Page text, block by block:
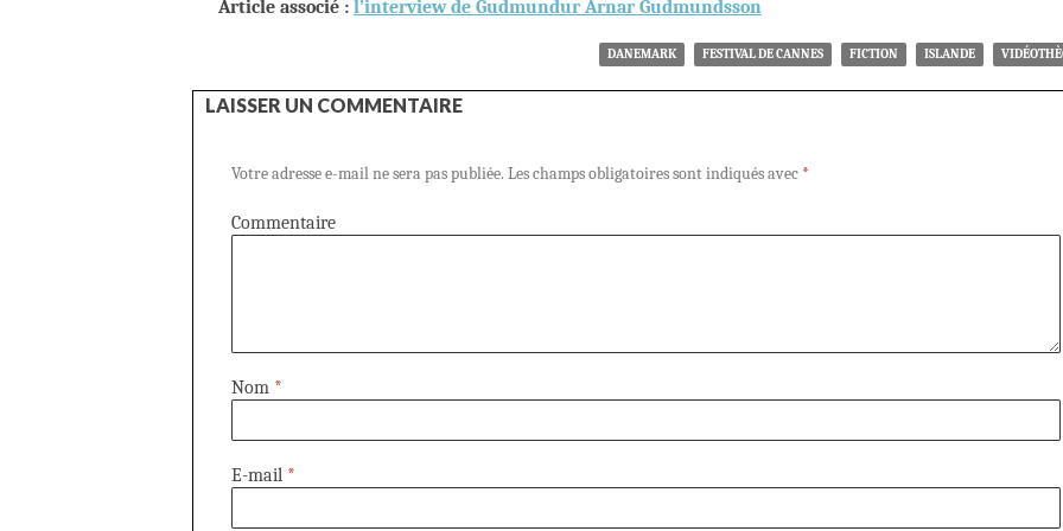
Article associé : l’interview de Gudmundur Arnar Gudmundsson
DANEMARK FESTIVAL DE CANNES FICTION ISLANDE
LAISSER UN COMMENTAIRE
Votre adresse e-mail ne sera pas publiée. Les champs obligatoires sont indiqués avec *
Commentaire
Nom *
E-mail *